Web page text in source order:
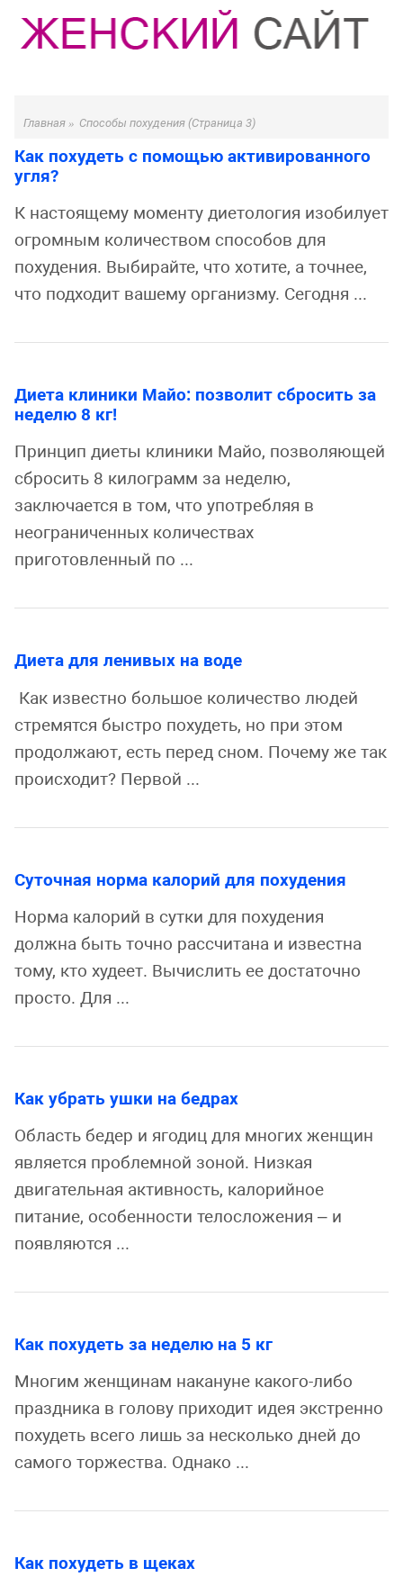
Главная » Способы похудения (Страница 3)
Как похудеть с помощью активированного
угля?
К настоящему моменту диетология изобилует
огромным количеством способов для
похудения. Выбирайте, что хотите, а точнее,
что подходит вашему организму. Сегодня ...
Диета клиники Майо: позволит сбросить за
неделю 8 кг!
Принцип диеты клиники Майо, позволяющей
сбросить 8 килограмм за неделю,
заключается в том, что употребляя в
неограниченных количествах
приготовленный по ...
Диета для ленивых на воде
Как известно большое количество людей
стремятся быстро похудеть, но при этом
продолжают, есть перед сном. Почему же так
происходит? Первой ...
Суточная норма калорий для похудения
Норма калорий в сутки для похудения
должна быть точно рассчитана и известна
тому, кто худеет. Вычислить ее достаточно
просто. Для ...
Как убрать ушки на бедрах
Область бедер и ягодиц для многих женщин
является проблемной зоной. Низкая
двигательная активность, калорийное
питание, особенности телосложения – и
появляются ...
Как похудеть за неделю на 5 кг
Многим женщинам накануне какого-либо
праздника в голову приходит идея экстренно
похудеть всего лишь за несколько дней до
самого торжества. Однако ...
Как похудеть в щеках